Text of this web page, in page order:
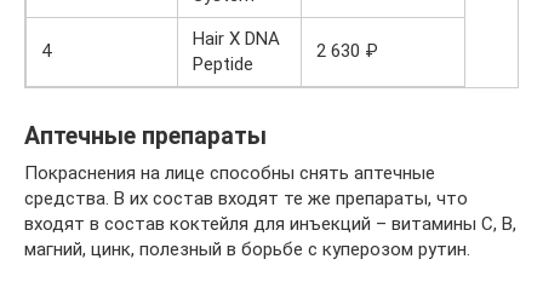
4
Hair X DNA
Peptide
2 630 ₽
Аптечные препараты
Покраснения на лице способны снять аптечные
средства. В их состав входят те же препараты, что
входят в состав коктейля для инъекций – витамины С, В,
магний, цинк, полезный в борьбе с куперозом рутин.